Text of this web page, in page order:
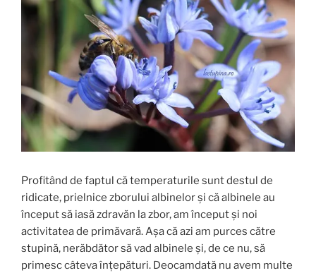
Profitând de faptul că temperaturile sunt destul de
ridicate, prielnice zborului albinelor și că albinele au
început să iasă zdravăn la zbor, am început și noi
activitatea de primăvară. Așa că azi am purces către
stupină, nerăbdător să vad albinele și, de ce nu, să
primesc câteva înțepături. Deocamdată nu avem multe